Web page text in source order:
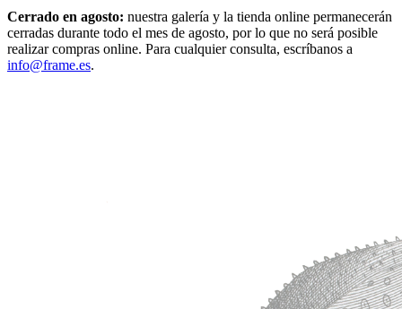
Cerrado en agosto: nuestra galería y la tienda online permanecerán
cerradas durante todo el mes de agosto, por lo que no será posible
realizar compras online. Para cualquier consulta, escríbanos a
info@frame.es.